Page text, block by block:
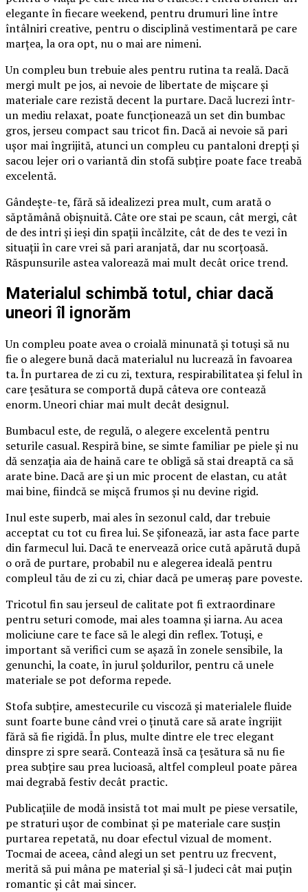
elegante în fiecare weekend, pentru drumuri line între
întâlniri creative, pentru o disciplină vestimentară pe care
marțea, la ora opt, nu o mai are nimeni.
Un compleu bun trebuie ales pentru rutina ta reală. Dacă
mergi mult pe jos, ai nevoie de libertate de mișcare și
materiale care rezistă decent la purtare. Dacă lucrezi într-
un mediu relaxat, poate funcționează un set din bumbac
gros, jerseu compact sau tricot fin. Dacă ai nevoie să pari
ușor mai îngrijită, atunci un compleu cu pantaloni drepți și
sacou lejer ori o variantă din stofă subțire poate face treabă
excelentă.
Gândește-te, fără să idealizezi prea mult, cum arată o
săptămână obișnuită. Câte ore stai pe scaun, cât mergi, cât
de des intri și ieși din spații încălzite, cât de des te vezi în
situații în care vrei să pari aranjată, dar nu scorțoasă.
Răspunsurile astea valorează mai mult decât orice trend.
Materialul schimbă totul, chiar dacă
uneori îl ignorăm
Un compleu poate avea o croială minunată și totuși să nu
fie o alegere bună dacă materialul nu lucrează în favoarea
ta. În purtarea de zi cu zi, textura, respirabilitatea și felul în
care țesătura se comportă după câteva ore contează
enorm. Uneori chiar mai mult decât designul.
Bumbacul este, de regulă, o alegere excelentă pentru
seturile casual. Respiră bine, se simte familiar pe piele și nu
dă senzația aia de haină care te obligă să stai dreaptă ca să
arate bine. Dacă are și un mic procent de elastan, cu atât
mai bine, fiindcă se mișcă frumos și nu devine rigid.
Inul este superb, mai ales în sezonul cald, dar trebuie
acceptat cu tot cu firea lui. Se șifonează, iar asta face parte
din farmecul lui. Dacă te enervează orice cută apărută după
o oră de purtare, probabil nu e alegerea ideală pentru
compleul tău de zi cu zi, chiar dacă pe umeraș pare poveste.
Tricotul fin sau jerseul de calitate pot fi extraordinare
pentru seturi comode, mai ales toamna și iarna. Au acea
moliciune care te face să le alegi din reflex. Totuși, e
important să verifici cum se așază în zonele sensibile, la
genunchi, la coate, în jurul șoldurilor, pentru că unele
materiale se pot deforma repede.
Stofa subțire, amestecurile cu viscoză și materialele fluide
sunt foarte bune când vrei o ținută care să arate îngrijit
fără să fie rigidă. În plus, multe dintre ele trec elegant
dinspre zi spre seară. Contează însă ca țesătura să nu fie
prea subțire sau prea lucioasă, altfel compleul poate părea
mai degrabă festiv decât practic.
Publicațiile de modă insistă tot mai mult pe piese versatile,
pe straturi ușor de combinat și pe materiale care susțin
purtarea repetată, nu doar efectul vizual de moment.
Tocmai de aceea, când alegi un set pentru uz frecvent,
merită să pui mâna pe material și să-l judeci cât mai puțin
romantic și cât mai sincer.